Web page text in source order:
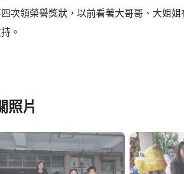
次領榮譽獎狀，以前看著大哥哥、大姐
。
照片